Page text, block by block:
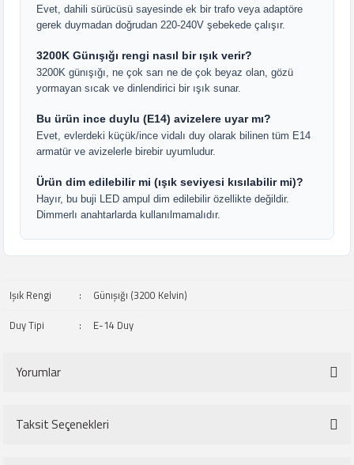
Evet, dahili sürücüsü sayesinde ek bir trafo veya adaptöre
gerek duymadan doğrudan 220-240V şebekede çalışır.
3200K Günışığı rengi nasıl bir ışık verir?
3200K günışığı, ne çok sarı ne de çok beyaz olan, gözü
yormayan sıcak ve dinlendirici bir ışık sunar.
Bu ürün ince duylu (E14) avizelere uyar mı?
Evet, evlerdeki küçük/ince vidalı duy olarak bilinen tüm E14
armatür ve avizelerle birebir uyumludur.
Ürün dim edilebilir mi (ışık seviyesi kısılabilir mi)?
Hayır, bu buji LED ampul dim edilebilir özellikte değildir.
Dimmerlı anahtarlarda kullanılmamalıdır.
Işık Rengi :
Günışığı (3200 Kelvin)
Duy Tipi
: E-14 Duy
Yorumlar
Taksit Seçenekleri